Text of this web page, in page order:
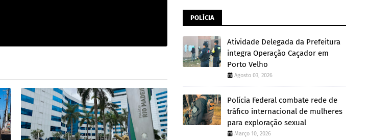
POLÍCIA
Atividade Delegada da Prefeitura
integra Operação Caçador em
Porto Velho
Agosto 03, 2026
Polícia Federal combate rede de
tráfico internacional de mulheres
para exploração sexual
Março 10, 2026